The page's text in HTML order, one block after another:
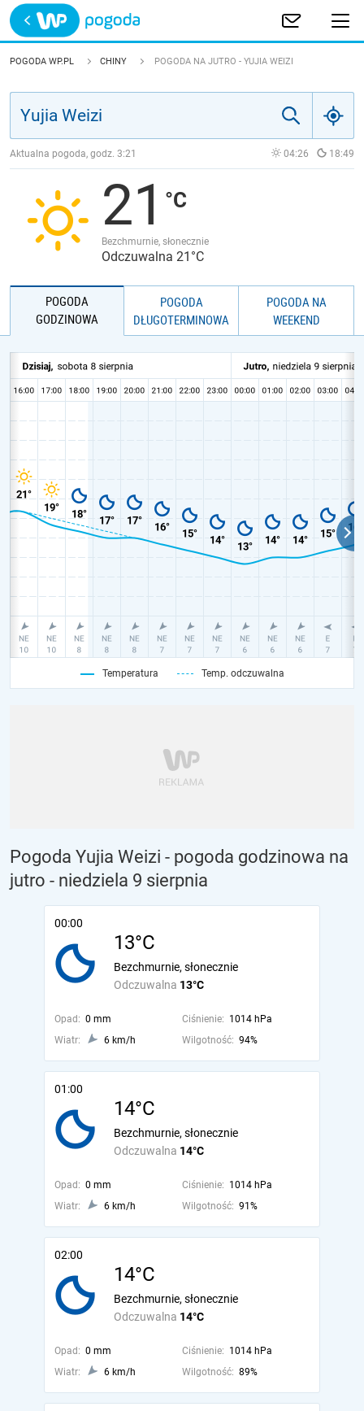
Trwa ładowanie
POLSKA
JAKOŚĆ POWIETRZA
POGODA WP.PL CHINY POGODA NA JUTRO - YUJIA WEIZI
Aktualna pogoda, godz. 3:21 04:26 18:49
21
Bezchmurnie, słonecznie
Odczuwalna 21°C
POGODA
GODZINOWA
POGODA
DŁUGOTERMINOWA
POGODA NA
WEEKEND
Temperatura Temp. odczuwalna
Pogoda Yujia Weizi - pogoda godzinowa na
jutro - niedziela 9 sierpnia
00:00
13°C
Odczuwalna 13°C
Bezchmurnie, słonecznie
Opad: 0 mm Ciśnienie: 1014 hPa
Wiatr:
6 km/h Wilgotność: 94%
01:00
14°C
Odczuwalna 14°C
Bezchmurnie, słonecznie
Opad: 0 mm Ciśnienie: 1014 hPa
Wiatr:
6 km/h Wilgotność: 91%
02:00
14°C
Odczuwalna 14°C
Bezchmurnie, słonecznie
Opad: 0 mm Ciśnienie: 1014 hPa
Wiatr:
6 km/h Wilgotność: 89%